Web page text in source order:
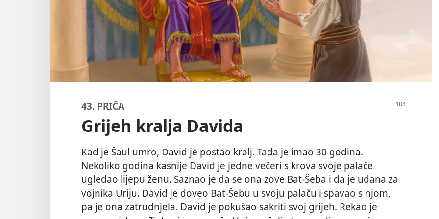
43. PRIČA
Grijeh kralja Davida
Kad je Šaul umro, David je postao kralj. Tada je imao 30 godina.
Nekoliko godina kasnije David je jedne večeri s krova svoje palače
ugledao lijepu ženu. Saznao je da se ona zove Bat-Šeba i da je udana za
vojnika Uriju. David je doveo Bat-Šebu u svoju palaču i spavao s njom,
pa je ona zatrudnjela. David je pokušao sakriti svoj grijeh. Rekao je